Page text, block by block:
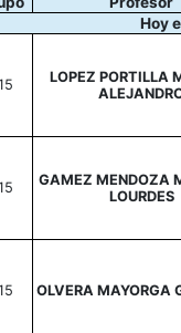
Hoy
LOPEZ PORTILLA
GAMEZ MENDOZA
LOURDES
OLVERA MAYORGA